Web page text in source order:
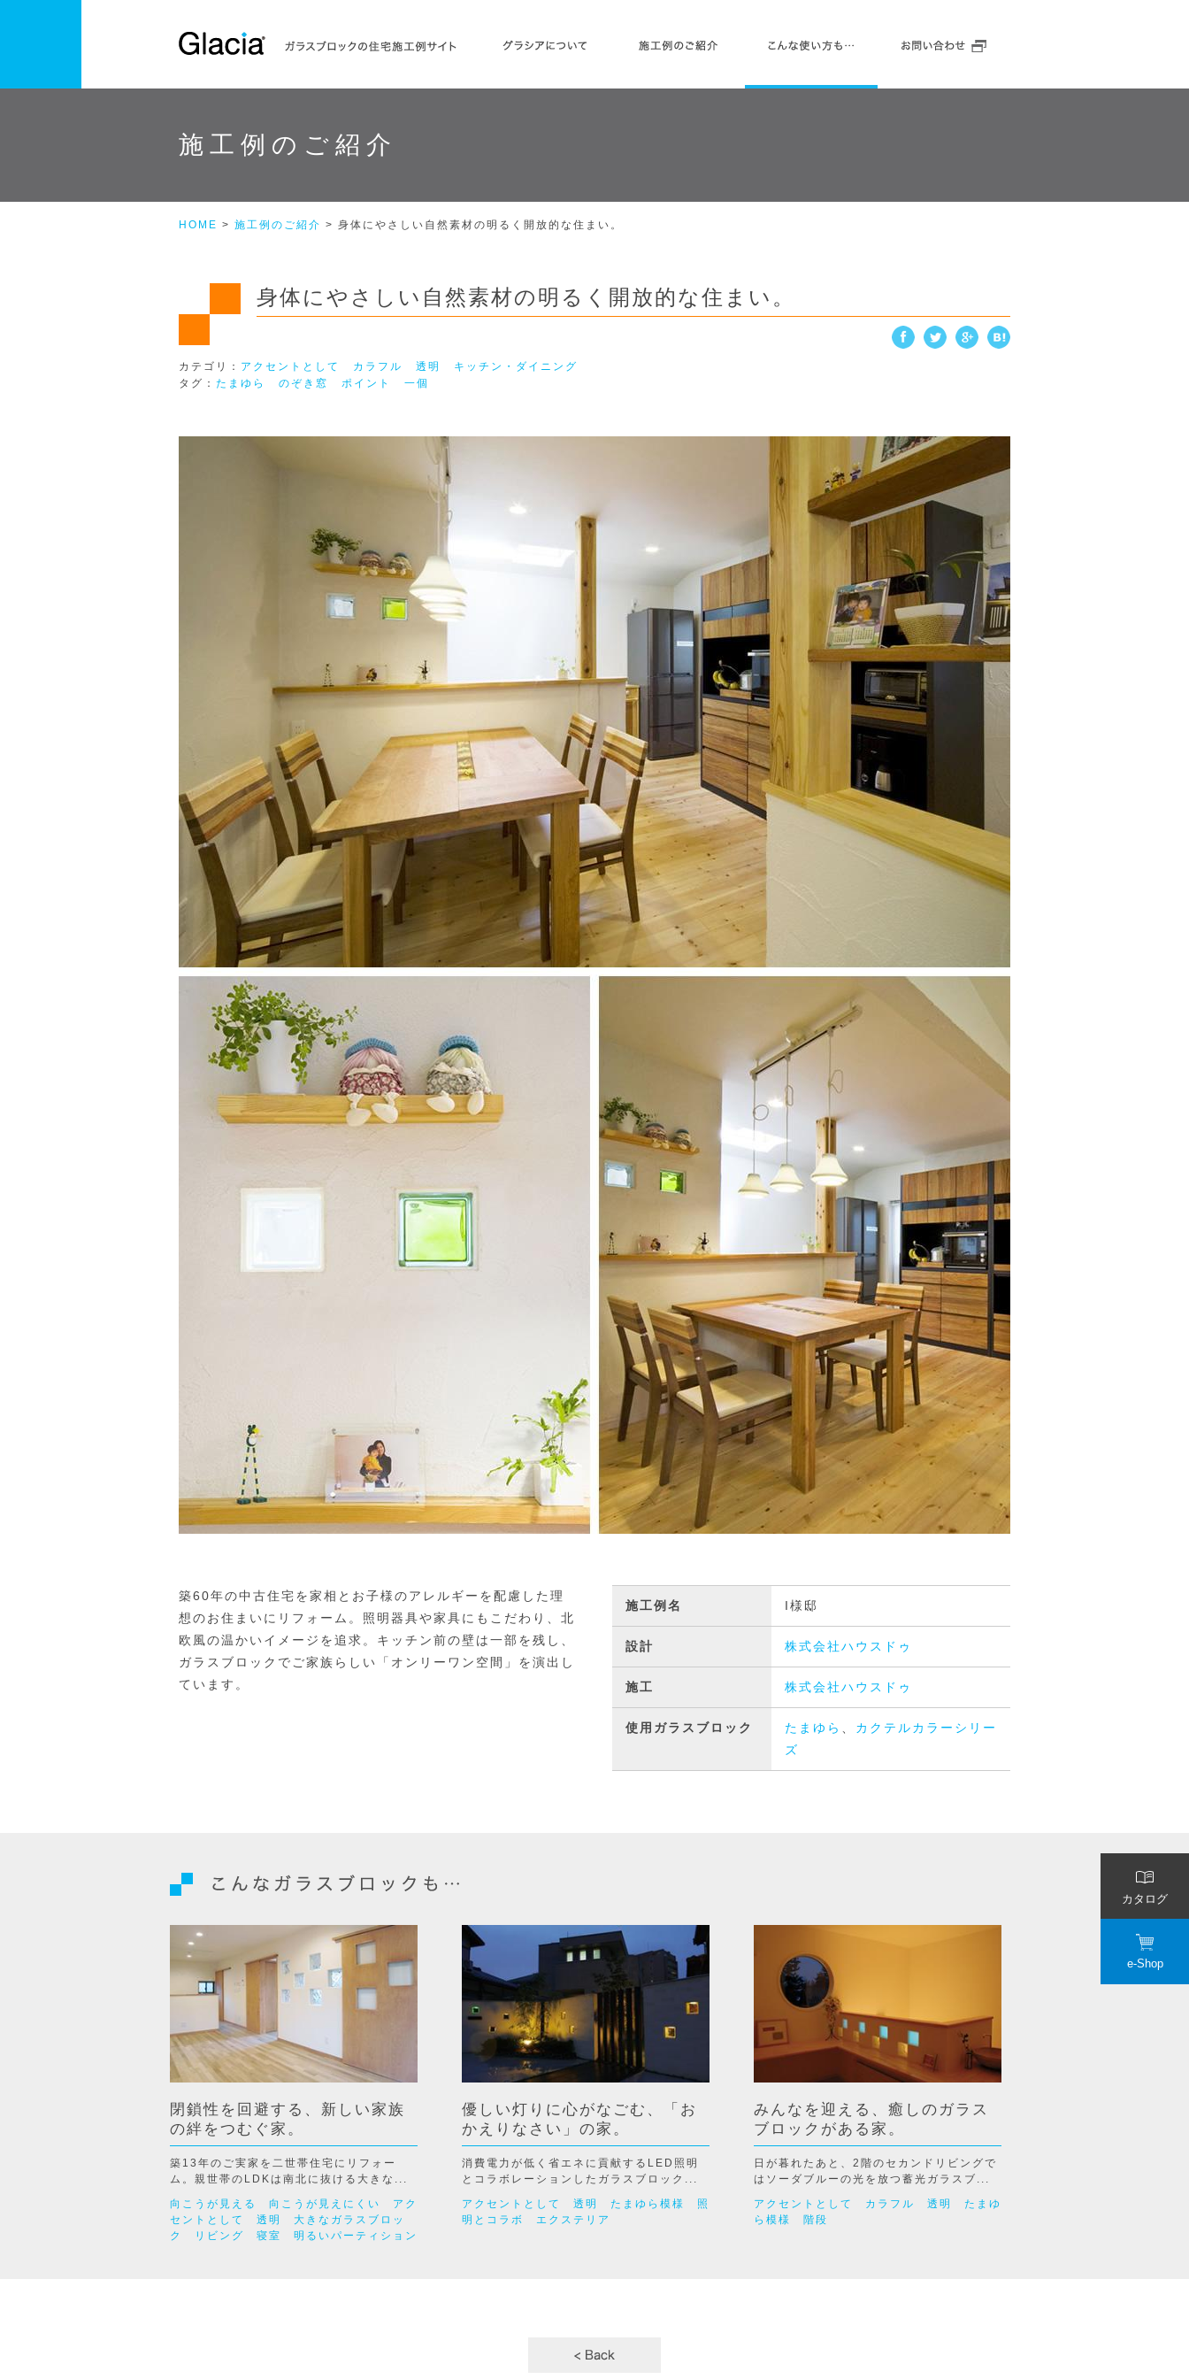
グラシアについて 施工例のご紹介 こんな使いかたも…
施工例のご紹介
HOME > 施工例のご紹介 > 身体にやさしい自然素材の明るく開放的な住まい。
身体にやさしい自然素材の明るく開放的な住まい。
カテゴリ： アクセントとして カラフル 透明
キッチン・ダイニング
タグ： たまゆら のぞき窓 ポイント 一個
築60年の中古住宅を家相とお子様のアレルギーを配慮した理
想のお住まいにリフォーム。照明器具や家具にもこだわり、北
欧風の温かいイメージを追求。キッチン前の壁は一部を残し、
ガラスブロックでご家族らしい「オンリーワン空間」を演出し
ています。
施工例名 I様邸
設計 株式会社ハウスドゥ
施工 株式会社ハウスドゥ
使用ガラスブロック たまゆら
カクテルカラーシリー
ズ
閉鎖性を回避する、新しい家族
の絆をつむぐ家。
築13年のご実家を二世帯住宅にリフォー
ム。親世帯のLDKは南北に抜ける大きな...
向こうが見える
向こうが見えにくい
アク
セントとして
透明
大きなガラスブロッ
ク
リビング 寝室 明るいパーティション
優しい灯りに心がなごむ、「お
かえりなさい」の家。
消費電力が低く省エネに貢献するLED照明
とコラボレーションしたガラスブロック...
アクセントとして
透明 たまゆら模様
照
明とコラボ
エクステリア
みんなを迎える、癒しのガラス
ブロックがある家。
日が暮れたあと、2階のセカンドリビングで
はソーダブルーの光を放つ蓄光ガラスブ...
アクセントとして
カラフル 透明
たまゆ
ら模様
階段
カタログ
e-Shop